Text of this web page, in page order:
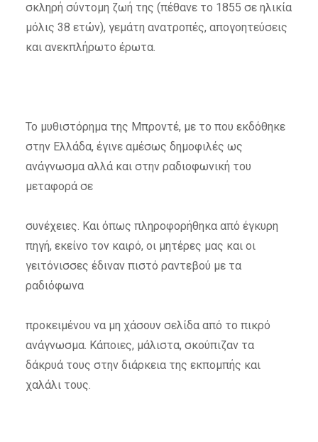
σκληρή σύντομη ζωή της (πέθανε το 1855 σε ηλικία
μόλις 38 ετών), γεμάτη ανατροπές, απογοητεύσεις
και ανεκπλήρωτο έρωτα.
Το μυθιστόρημα της Μπροντέ, με το που εκδόθηκε
στην Ελλάδα, έγινε αμέσως δημοφιλές ως
ανάγνωσμα αλλά και στην ραδιοφωνική του
μεταφορά σε
συνέχειες. Και όπως πληροφορήθηκα από έγκυρη
πηγή, εκείνο τον καιρό, οι μητέρες μας και οι
γειτόνισσες έδιναν πιστό ραντεβού με τα
ραδιόφωνα
προκειμένου να μη χάσουν σελίδα από το πικρό
ανάγνωσμα. Κάποιες, μάλιστα, σκούπιζαν τα
δάκρυά τους στην διάρκεια της εκπομπής και
χαλάλι τους.